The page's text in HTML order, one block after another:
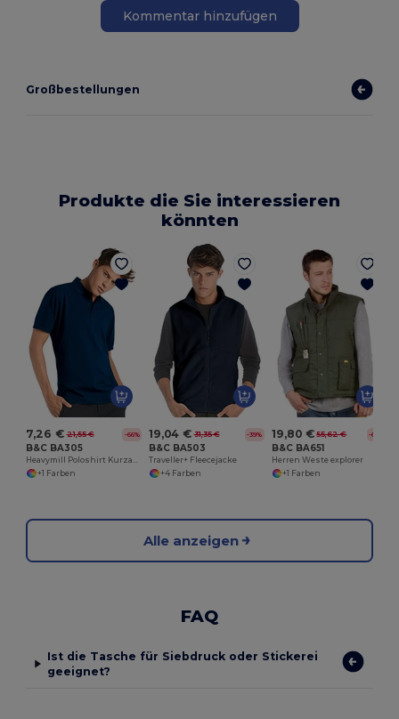
Kommentar hinzufügen
Großbestellungen
Produkte die Sie interessieren
könnten
7,26 € 21,55 € -66%
B&C BA305
Heavymill Poloshirt Kurzarm
+1 Farben
19,04 € 31,35 € -39%
B&C BA503
Traveller+ Fleecejacke
+4 Farben
19,80 € 55,62 € -64%
B&C BA651
Herren Weste explorer
+1 Farben
Alle anzeigen
FAQ
Ist die Tasche für Siebdruck oder Stickerei
geeignet?